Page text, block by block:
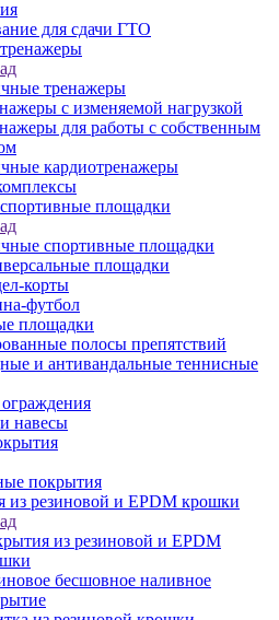
для сдачи ГТО
тренажеры
с изменяемой нагрузкой
для работы с собственным
кардиотренажеры
площадки
спортивные площадки
площадки
корты
футбол
площадки
полосы препятствий
и антивандальные теннисные
навесы
покрытия
из резиновой и EPDM крошки
из резиновой и EPDM
бесшовное наливное